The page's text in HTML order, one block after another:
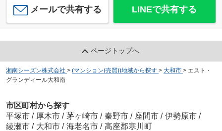
メールで共有する LINEで共有する
ページトップへ
湘南シーズン株式会社 > (マンション(売買))地域から探す > 大和市 > エスト・
グランディール大和南
市区町村から探す
平塚市 / 厚木市 / 茅ヶ崎市 / 秦野市 / 座間市 / 伊勢原市 /
綾瀬市 / 大和市 / 海老名市 / 高座郡寒川町